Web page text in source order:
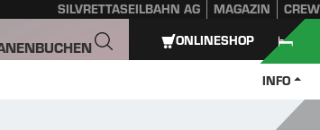
SILVRETTASEILBAHN AG MAGAZIN CREW
BUCHEN
INFO
ONLINESHOP